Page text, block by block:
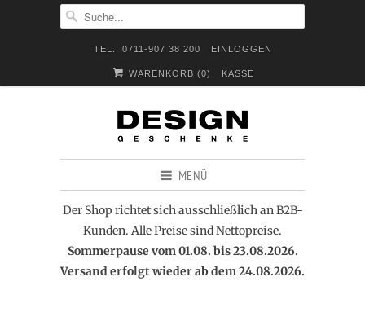
TEL.: 0711-907 38 200 EINLOGGEN
WARENKORB (0) KASSE
MENÜ
Der Shop richtet sich ausschließlich an B2B-
Kunden. Alle Preise sind Nettopreise.
Sommerpause vom 01.08. bis 23.08.2026.
Versand erfolgt wieder ab dem 24.08.2026.